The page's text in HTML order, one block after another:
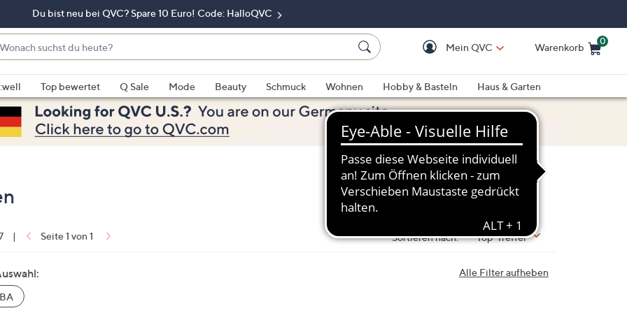
Du bist neu bei QVC? Spare 10 Euro! Code: HalloQVC
Mein QVC Warenkorb
0
Top bewertet Q Sale Mode Beauty Schmuck Wohnen Hobby & Basteln
Haus & Garten
| Seite 1 von 1 Sortieren nach: Top-Treffer
Alle Filter aufheben